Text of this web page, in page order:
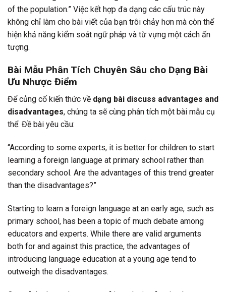
of the population.” Việc kết hợp đa dạng các cấu trúc này
không chỉ làm cho bài viết của bạn trôi chảy hơn mà còn thể
hiện khả năng kiểm soát ngữ pháp và từ vựng một cách ấn
tượng.
Bài Mẫu Phân Tích Chuyên Sâu cho Dạng Bài
Ưu Nhược Điểm
Để củng cố kiến thức về dạng bài discuss advantages and
disadvantages, chúng ta sẽ cùng phân tích một bài mẫu cụ
thể. Đề bài yêu cầu:
“According to some experts, it is better for children to start
learning a foreign language at primary school rather than
secondary school. Are the advantages of this trend greater
than the disadvantages?”
Starting to learn a foreign language at an early age, such as
primary school, has been a topic of much debate among
educators and experts. While there are valid arguments
both for and against this practice, the advantages of
introducing language education at a young age tend to
outweigh the disadvantages.